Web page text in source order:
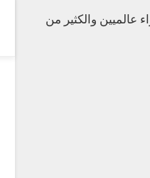
عالميين والكثير من